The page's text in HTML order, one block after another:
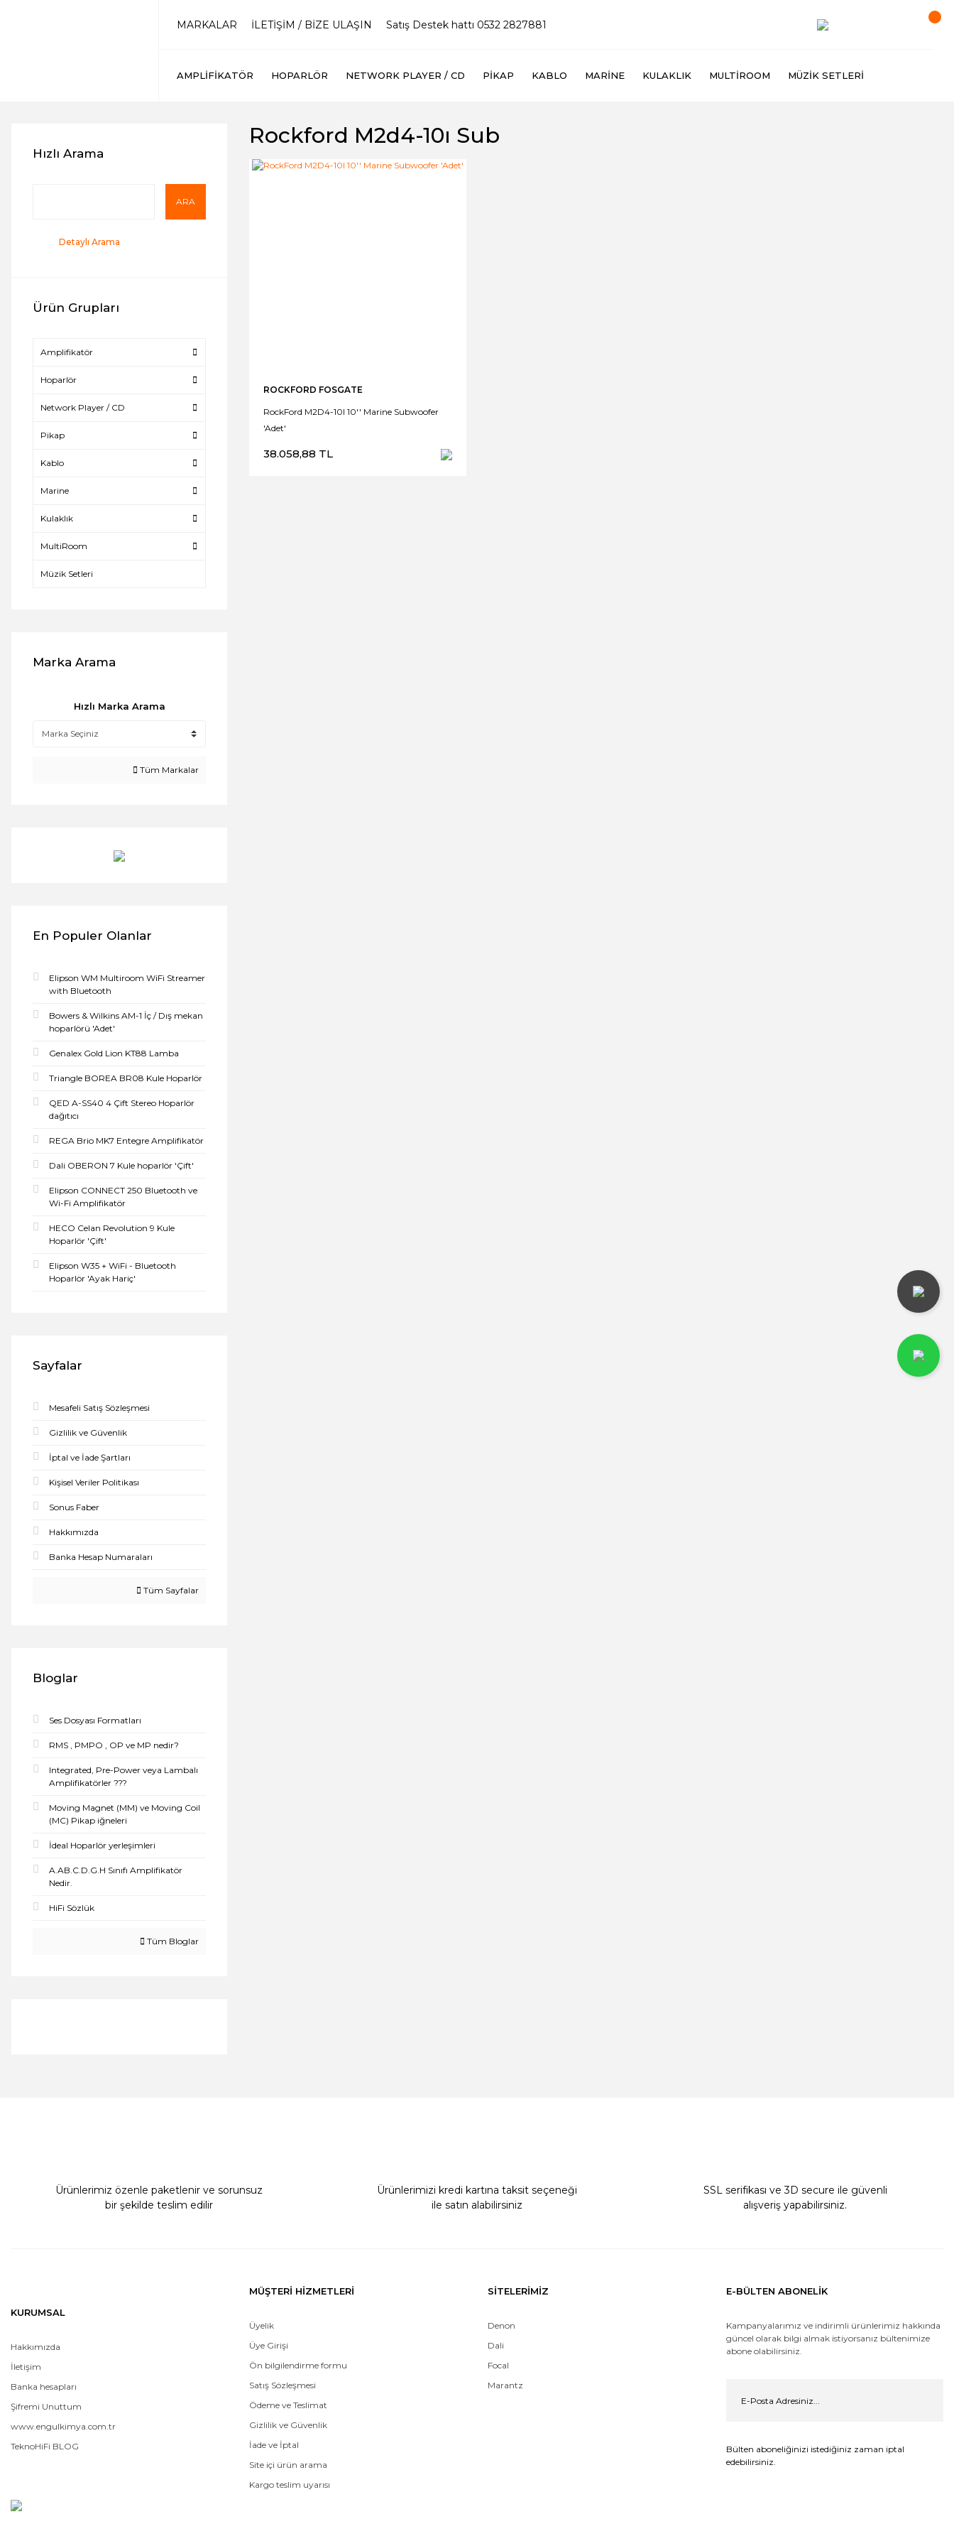
MARKALAR İLETİŞİM / BİZE ULAŞIN Satış Destek hattı 0532 2827881
AMPLIFIKATÖR HOPARLÖR NETWORK PLAYER / CD PIKAP KABLO MARINE KULAKLIK MULTIROOM MÜZIK SETLERI
Hızlı Arama
ARA
Detaylı Arama
Ürün Grupları
Amplifikatör
Hoparlör
Network Player / CD
Pikap
Kablo
Marine
Kulaklık
MultiRoom
Müzik Setleri
Marka Arama
Hızlı Marka Arama
Tüm Markalar
En Populer Olanlar
Elipson WM Multiroom WiFi Streamer
with Bluetooth
Bowers & Wilkins AM-1 İç / Dış mekan
hoparlörü 'Adet'
Genalex Gold Lion KT88 Lamba
Triangle BOREA BR08 Kule Hoparlör
QED A-SS40 4 Çift Stereo Hoparlör
dağıtıcı
REGA Brio MK7 Entegre Amplifikatör
Dali OBERON 7 Kule hoparlör 'Çift'
Elipson CONNECT 250 Bluetooth ve
Wi-Fi Amplifikatör
HECO Celan Revolution 9 Kule
Hoparlör 'Çift'
Elipson W35 + WiFi - Bluetooth
Hoparlör 'Ayak Hariç'
Sayfalar
Mesafeli Satış Sözleşmesi
Gizlilik ve Güvenlik
İptal ve İade Şartları
Kişisel Veriler Politikası
Sonus Faber
Hakkımızda
Banka Hesap Numaraları
Tüm Sayfalar
Bloglar
Ses Dosyası Formatları
RMS , PMPO , OP ve MP nedir?
Integrated, Pre-Power veya Lambalı
Amplifikatörler ???
Moving Magnet (MM) ve Moving Coil
(MC) Pikap iğneleri
İdeal Hoparlör yerleşimleri
A.AB.C.D.G.H Sınıfı Amplifikatör
Nedir.
HiFi Sözlük
Tüm Bloglar
Rockford M2d4-10ı Sub
ROCKFORD FOSGATE
RockFord M2D4-10I 10'' Marine Subwoofer
'Adet'
38.058,88 TL
Ürünlerimiz özenle paketlenir ve sorunsuz
bir şekilde teslim edilir
Ürünlerimizi kredi kartına taksit seçeneği
ile satın alabilirsiniz
SSL serifikası ve 3D secure ile güvenli
alışveriş yapabilirsiniz.
KURUMSAL
Hakkımızda
İletişim
Banka hesapları
Şifremi Unuttum
www.engulkimya.com.tr
TeknoHiFi BLOG
MÜŞTERİ HİZMETLERİ
Üyelik
Üye Girişi
Ön bilgilendirme formu
Satış Sözleşmesi
Ödeme ve Teslimat
Gizlilik ve Güvenlik
İade ve İptal
Site içi ürün arama
Kargo teslim uyarısı
SİTELERİMİZ
Denon
Dali
Focal
Marantz
E-BÜLTEN ABONELİK
Kampanyalarımız ve indirimli ürünlerimiz hakkında
güncel olarak bilgi almak istiyorsanız bültenimize
abone olabilirsiniz.
Bülten aboneliğinizi istediğiniz zaman iptal
edebilirsiniz.